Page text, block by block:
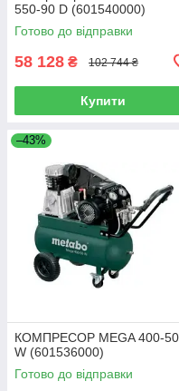
550-90 D (601540000)
Готово до відправки
58 128 ₴ 102 744 ₴
Купити
–43%
КОМПРЕСОР MEGA 400-50
W (601536000)
Готово до відправки